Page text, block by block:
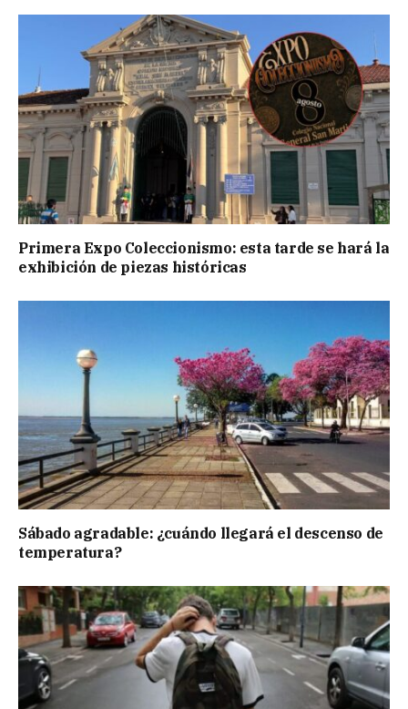
Primera Expo Coleccionismo: esta tarde se hará la
exhibición de piezas históricas
Sábado agradable: ¿cuándo llegará el descenso de
temperatura?